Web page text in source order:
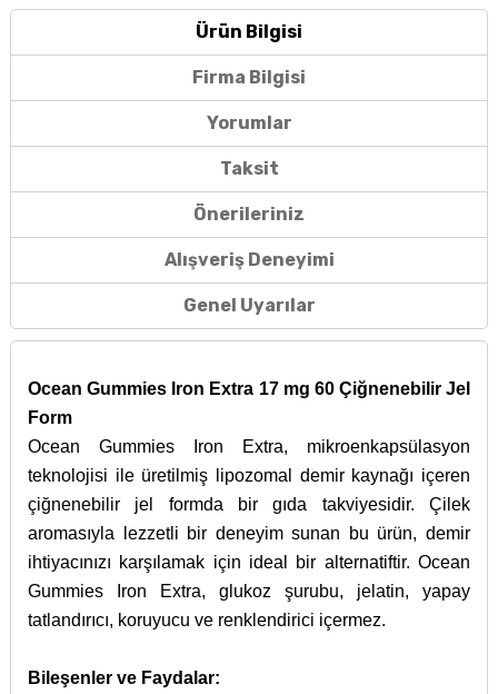
Ürün Bilgisi
Firma Bilgisi
Yorumlar
Taksit
Önerileriniz
Alışveriş Deneyimi
Genel Uyarılar
Ocean Gummies Iron Extra 17 mg 60 Çiğnenebilir Jel
Form
Ocean Gummies Iron Extra, mikroenkapsülasyon
teknolojisi ile üretilmiş lipozomal demir kaynağı içeren
çiğnenebilir jel formda bir gıda takviyesidir. Çilek
aromasıyla lezzetli bir deneyim sunan bu ürün, demir
ihtiyacınızı karşılamak için ideal bir alternatiftir. Ocean
Gummies Iron Extra, glukoz şurubu, jelatin, yapay
tatlandırıcı, koruyucu ve renklendirici içermez.
Bileşenler ve Faydalar: